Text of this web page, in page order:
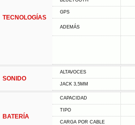
TECNOLOGÍAS
GPS
ADEMÁS
SONIDO
ALTAVOCES
JACK 3,5MM
BATERÍA
CAPACIDAD
TIPO
CARGA POR CABLE